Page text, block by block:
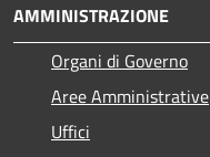
AMMINISTRAZIONE
Organi di Governo
Aree Amministrative
Uffici